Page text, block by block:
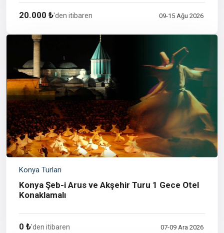
20.000 ₺'den itibaren 09-15 Ağu 2026
Konya Turları
Konya Şeb-i Arus ve Akşehir Turu 1 Gece Otel
Konaklamalı
0 ₺'den itibaren 07-09 Ara 2026